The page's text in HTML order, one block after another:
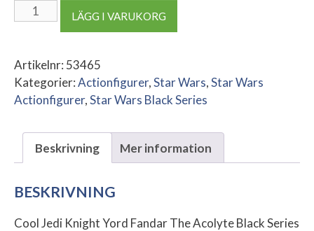
Jedi
Knight
Fandar
The
Acolyte
Series
Action
Figure
mängd
LÄGG I VARUKORG
Artikelnr: 53465
Kategorier:Actionfigurer,Star Wars,Star Wars
Actionfigurer,Star Wars Black Series
Beskrivning Mer information
BESKRIVNING
Cool Jedi Knight Yord Fandar The Acolyte Black Series